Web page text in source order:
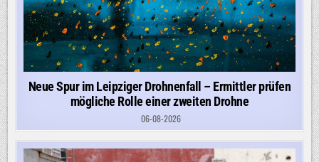
Neue Spur im Leipziger Drohnenfall – Ermittler prüfen
mögliche Rolle einer zweiten Drohne
06-08-2026